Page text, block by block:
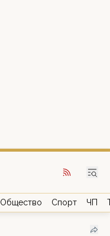
Общество Спорт ЧП